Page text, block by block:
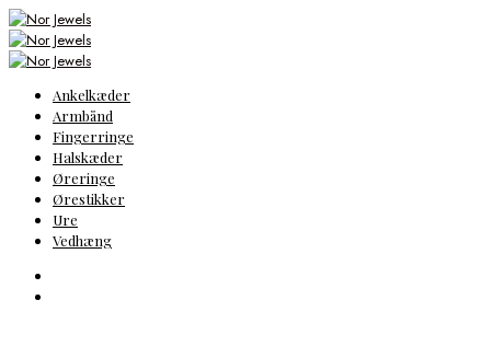
Ankelkæder
Armbånd
Fingerringe
Halskæder
Øreringe
Ørestikker
Ure
Vedhæng